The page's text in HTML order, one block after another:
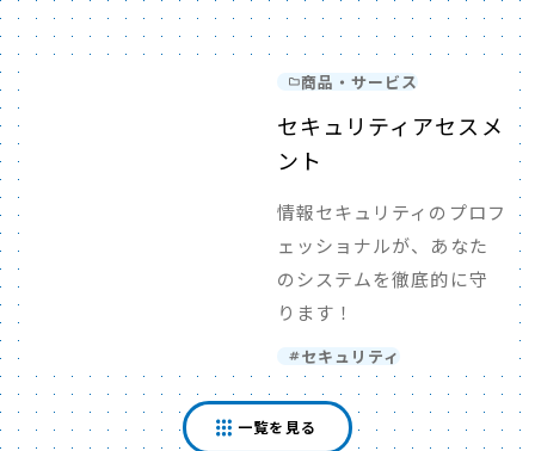
商品・サービス
セキュリティアセスメ
ント
情報セキュリティのプロフ
ェッショナルが、あなた
のシステムを徹底的に守
ります！
セキュリティ
一覧を見る